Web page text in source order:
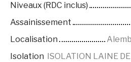
Niveaux (RDC inclus)
Assainissement
Localisation
Isolation